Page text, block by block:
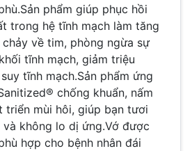
phẩm giúp phục hồi
trong hệ tĩnh mạch làm tăng
về tim, phòng ngừa sự
tĩnh mạch, giảm triệu
tĩnh mạch.Sản phẩm ứng
chống khuẩn, nấm
triển mùi hôi, giúp bạn tươi
không lo dị ứng.Vớ được
hợp cho bệnh nhân đái